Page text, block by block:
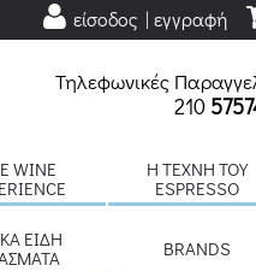
είσοδος | εγγραφή
Τηλεφωνικές
210
WINE
H ΤΈΧΝΗ ΤΟΥ
ESPRESSO
ΕΊΔΗ
BRANDS